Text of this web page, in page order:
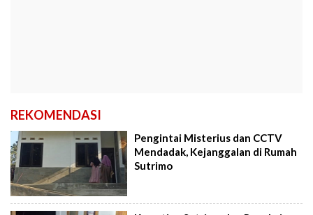
REKOMENDASI
Pengintai Misterius dan CCTV
Mendadak, Kejanggalan di Rumah
Sutrimo